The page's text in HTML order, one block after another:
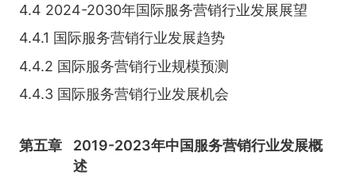
4.4 2024-2030年国际服务营销行业发展展望
4.4.1 国际服务营销行业发展趋势
4.4.2 国际服务营销行业规模预测
4.4.3 国际服务营销行业发展机会
第五章
2019-2023年中国服务营销行业发展概
述